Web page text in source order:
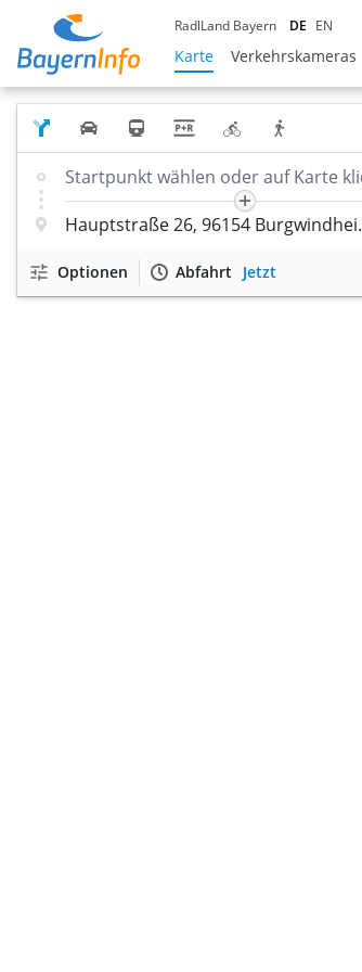
Karte Verkehrskameras
RadlLand Bayern DE EN
Optionen Abfahrt Jetzt